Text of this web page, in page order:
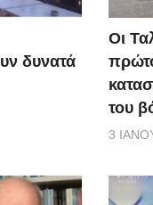
δυνατά
Οι
του
3